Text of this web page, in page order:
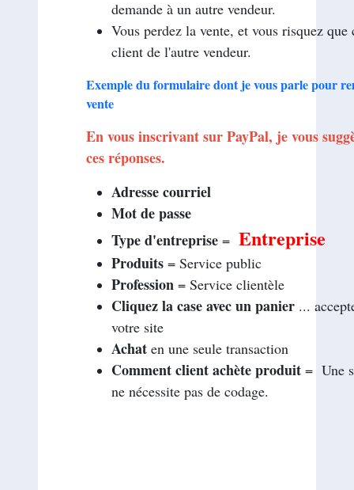
demande à un autre vendeur.
Vous perdez la vente, et vous risquez
client de l'autre vendeur.
Exemple du formulaire dont je vous parle pour
vente
En vous inscrivant sur PayPal, je vous
ces réponses.
Adresse courriel
Mot de passe
Type d'entreprise = Entreprise
Produits = Service public
Profession = Service clientèle
Cliquez la case avec un panier ...
votre site
Achat en une seule transaction
Comment client achète produit = Une
ne nécessite pas de codage.